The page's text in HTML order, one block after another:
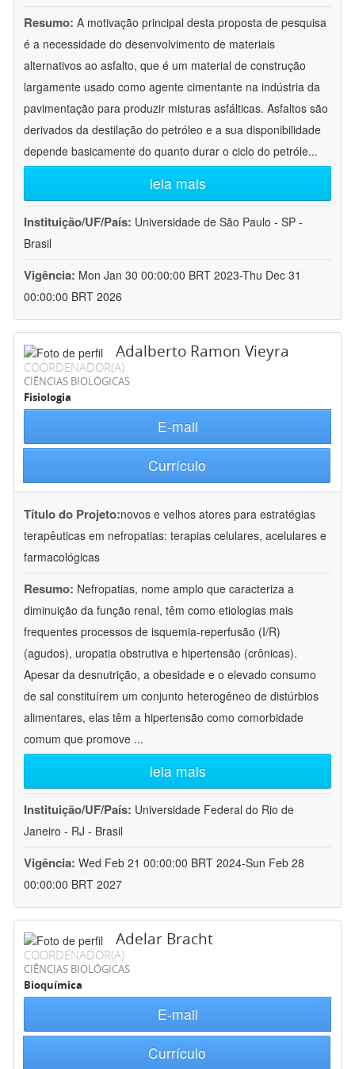
Resumo: A motivação principal desta proposta de pesquisa
é a necessidade do desenvolvimento de materiais
alternativos ao asfalto, que é um material de construção
largamente usado como agente cimentante na indústria da
pavimentação para produzir misturas asfálticas. Asfaltos são
derivados da destilação do petróleo e a sua disponibilidade
depende basicamente do quanto durar o ciclo do petróle...
leia mais
Instituição/UF/País: Universidade de São Paulo - SP -
Brasil
Vigência: Mon Jan 30 00:00:00 BRT 2023-Thu Dec 31
00:00:00 BRT 2026
Adalberto Ramon Vieyra
COORDENADOR(A)
CIÊNCIAS BIOLÓGICAS
Fisiologia
E-mail
Currículo
Título do Projeto:novos e velhos atores para estratégias
terapêuticas em nefropatias: terapias celulares, acelulares e
farmacológicas
Resumo: Nefropatias, nome amplo que caracteriza a
diminuição da função renal, têm como etiologias mais
frequentes processos de isquemia-reperfusão (I/R)
(agudos), uropatia obstrutiva e hipertensão (crônicas).
Apesar da desnutrição, a obesidade e o elevado consumo
de sal constituírem um conjunto heterogêneo de distúrbios
alimentares, elas têm a hipertensão como comorbidade
comum que promove ...
leia mais
Instituição/UF/País: Universidade Federal do Rio de
Janeiro - RJ - Brasil
Vigência: Wed Feb 21 00:00:00 BRT 2024-Sun Feb 28
00:00:00 BRT 2027
Adelar Bracht
COORDENADOR(A)
CIÊNCIAS BIOLÓGICAS
Bioquímica
E-mail
Currículo